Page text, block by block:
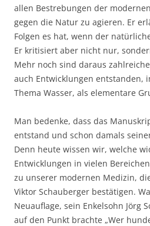
allen Bestrebungen der
gegen die Natur zu agieren. Er
Folgen es hat, wenn der
Er kritisiert aber nicht nur,
Mehr noch sind daraus
auch Entwicklungen entstanden,
Thema Wasser, als elementare
Man bedenke, dass das
entstand und schon damals
Denn heute wissen wir, welche
Entwicklungen in vielen
zu unserer modernen Medizin,
Viktor Schauberger bestätigen.
Neuauflage, sein Enkelsohn Jörg
auf den Punkt brachte „Wer